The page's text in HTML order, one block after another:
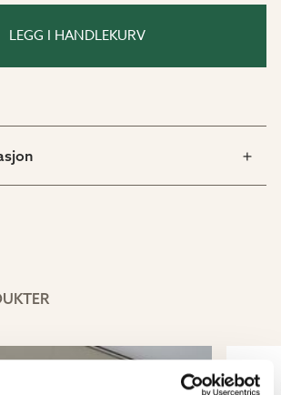
LEGG I HANDLEKURV